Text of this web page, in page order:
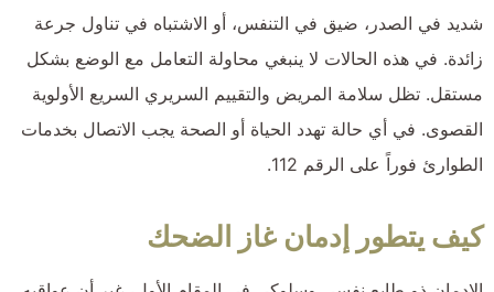
شديد في الصدر، ضيق في التنفس، أو الاشتباه في تناول جرعة
زائدة. في هذه الحالات لا ينبغي محاولة التعامل مع الوضع بشكل
مستقل. تظل سلامة المريض والتقييم السريري السريع الأولوية
القصوى. في أي حالة تهدد الحياة أو الصحة يجب الاتصال بخدمات
الطوارئ فوراً على الرقم 112.
كيف يتطور إدمان غاز الضحك